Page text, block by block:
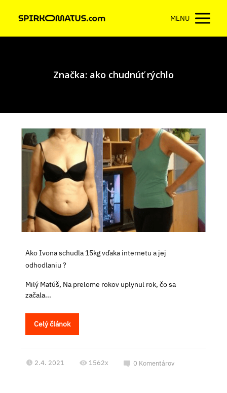
MENU
Značka: ako chudnúť rýchlo
Ako Ivona schudla 15kg vďaka internetu a jej
odhodlaniu ?
Milý Matúš, Na prelome rokov uplynul rok, čo sa
začala...
Celý článok
2.4. 2021 1562x 0 Komentárov